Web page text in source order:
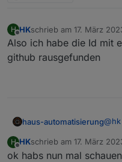
H
Offline
HKschrieb am 17. März
zuletzt editiert von
Also ich habe die Id mit
github rausgefunden
haus-automatisierung@hk
H
Offline
HKschrieb am 17. März
zuletzt editiert von HK
ok habs nun mal